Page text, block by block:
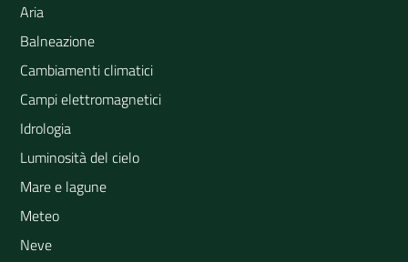
Aria
Balneazione
Cambiamenti climatici
Campi elettromagnetici
Idrologia
Luminosità del cielo
Mare e lagune
Meteo
Neve